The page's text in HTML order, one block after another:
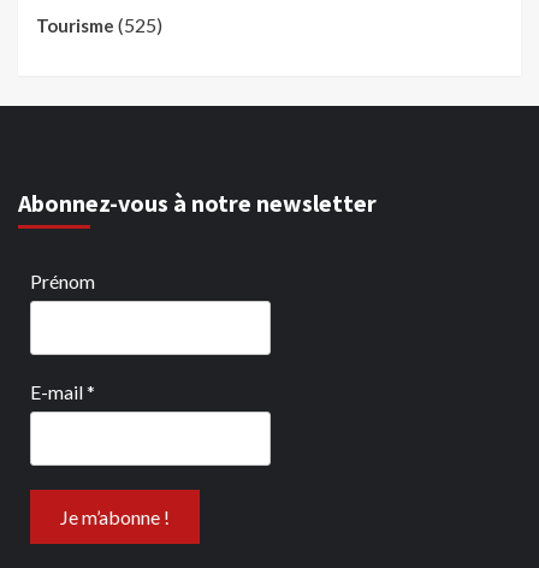
Tourisme (525)
Abonnez-vous à notre newsletter
Prénom
E-mail*